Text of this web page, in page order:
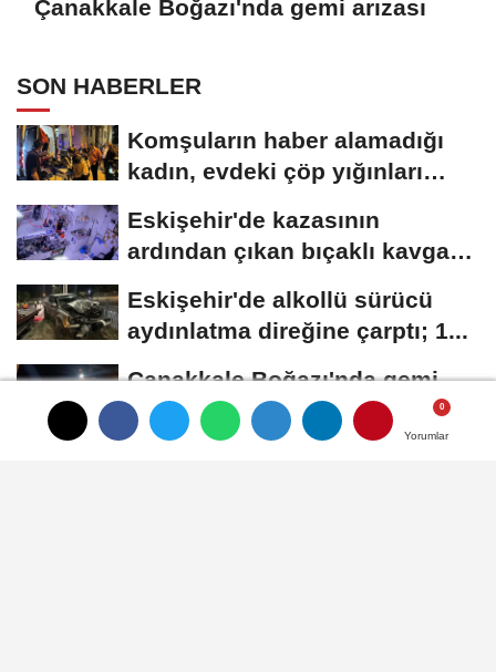
Yorumlar
Yorumlar
Yorumlar
Çanakkale Boğazı'nda gemi arızası
SON HABERLER
Komşuların haber alamadığı
kadın, evdeki çöp yığınları
Eskişehir'de kazasının
ardından çıkan bıçaklı kavga
Eskişehir'de alkollü sürücü
aydınlatma direğine çarptı; 1...
Çanakkale Boğazı'nda gemi
arızası